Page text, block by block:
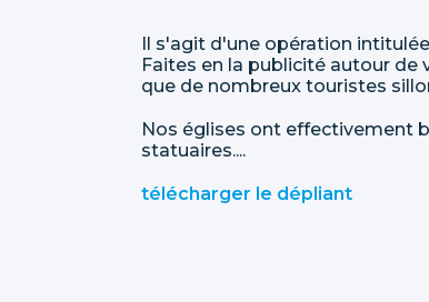
Il s'agit d'une opération
Faites en la publicité autour de
que de nombreux touristes
Nos églises ont effectivement
statuaires....
télécharger le dépliant